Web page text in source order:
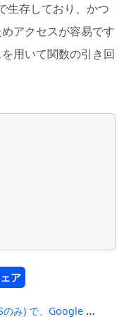
生存しており、かつ
アクセスが容易です
用いて関数の引き回
ア
← サーバレスアプリケーション (HTML/JSのみ) で、Google Analytics API を使ってアクティブユーザー数を表示するダッシュボードを作る